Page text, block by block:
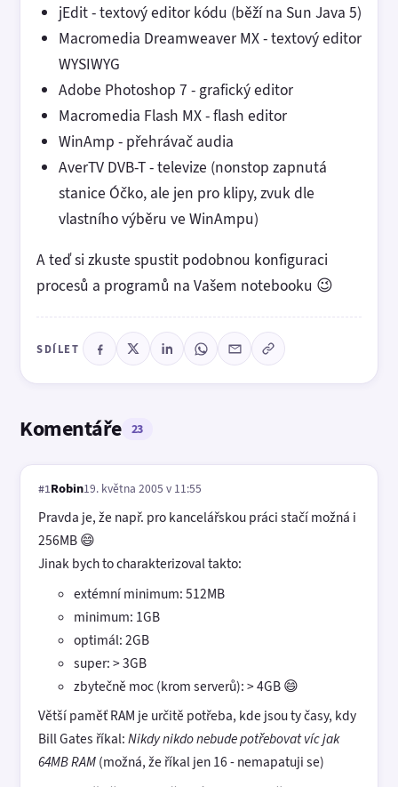
jEdit - textový editor kódu (běží na Sun Java 5)
Macromedia Dreamweaver MX - textový editor
WYSIWYG
Adobe Photoshop 7 - grafický editor
Macromedia Flash MX - flash editor
WinAmp - přehrávač audia
AverTV DVB-T - televize (nonstop zapnutá
stanice Óčko, ale jen pro klipy, zvuk dle
vlastního výběru ve WinAmpu)
A teď si zkuste spustit podobnou konfiguraci
procesů a programů na Vašem notebooku 😉
SDÍLET
Komentáře 23
#1Robin19. května 2005 v 11:55
Pravda je, že např. pro kancelářskou práci stačí možná i
256MB 😄
Jinak bych to charakterizoval takto:
extémní minimum: 512MB
minimum: 1GB
optimál: 2GB
super: > 3GB
zbytečně moc (krom serverů): > 4GB 😄
Větší paměť RAM je určitě potřeba, kde jsou ty časy, kdy
Bill Gates říkal:Nikdy nikdo nebude potřebovat víc jak
64MB RAM(možná, že říkal jen 16 - nemapatuji se)